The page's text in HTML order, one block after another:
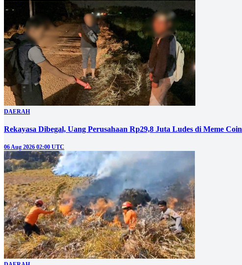
DAERAH
Rekayasa Dibegal, Uang Perusahaan Rp29,8 Juta Ludes di Meme Coin
06 Aug 2026 02:00 UTC